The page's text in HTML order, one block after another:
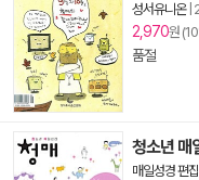
성서유니온|
2,970원
품절
청소년
매일성경 편